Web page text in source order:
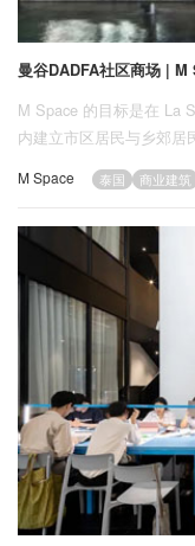
曼谷DADFA社区商场 | M
M Space 的目标是在 La
内建立市区居民与乡郊居
的新的卫星发展已经改
校的地区，已逐渐转变
这些破坏性变化的影响
减少新发展区的热量滞留
在享受自然环境的同时
M Space 泰国 商业建筑